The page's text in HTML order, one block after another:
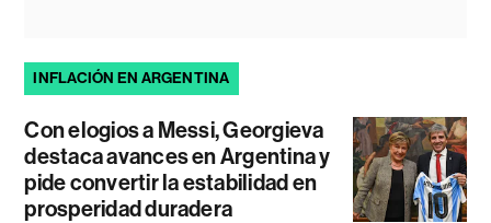
INFLACIÓN EN ARGENTINA
Con elogios a Messi, Georgieva
destaca avances en Argentina y
pide convertir la estabilidad en
prosperidad duradera